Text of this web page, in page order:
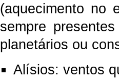
(aquecimento no
sempre
planetários ou
Alísios: ventos